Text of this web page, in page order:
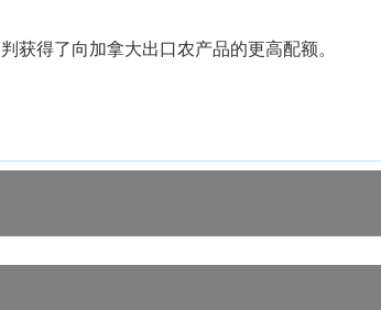
获得了向加拿大出口农产品的更高配额。